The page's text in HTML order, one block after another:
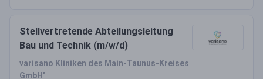
Stellvertretende Abteilungsleitung
Bau und Technik (m/w/d)
varisano Kliniken des Main-Taunus-Kreises
GmbH'